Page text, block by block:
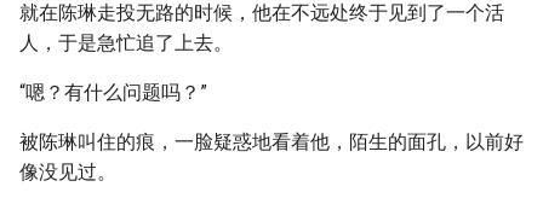
就在陈琳走投无路的时候，他在不远处终于见到了一个活
人，于是急忙追了上去。
“嗯？有什么问题吗？”
被陈琳叫住的痕，一脸疑惑地看着他，陌生的面孔，以前好
像没见过。